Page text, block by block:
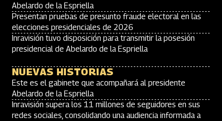
Abelardo de la Espriella
Presentan pruebas de presunto fraude electoral en las
elecciones presidenciales de 2026
Inravisión tuvo disposición para transmitir la posesión
presidencial de Abelardo de la Espriella
NUEVAS HISTORIAS
Este es el gabinete que acompañará al presidente
Abelardo de la Espriella
Inravisión supera los 11 millones de seguidores en sus
redes sociales, consolidando una audiencia informada a